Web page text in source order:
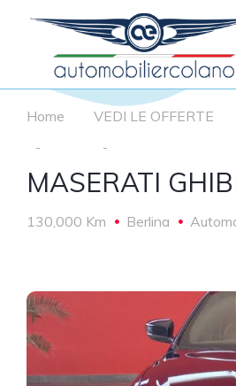
Home VEDI LE OFFERTE
MASERATI
130,000 Km Berlina